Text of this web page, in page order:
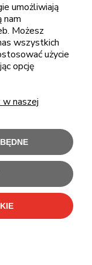
plików cookies.
umożliwiają
nam
Możesz
wszystkich
użycie
opcję
naszej